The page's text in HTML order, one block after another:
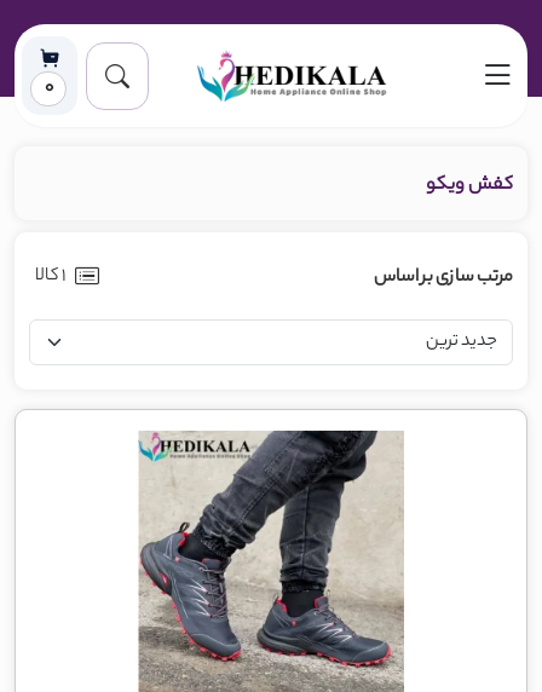
0
کفش ویکو
1 کالا مرتب سازی بر اساس